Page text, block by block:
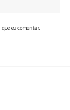
eu comentar.